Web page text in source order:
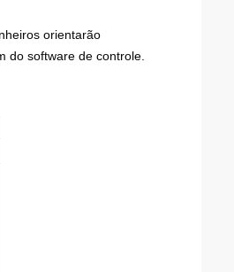
orientarão
do software de controle.